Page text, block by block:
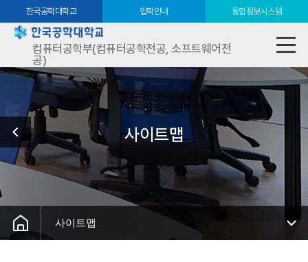
한국공학대학교 입학안내 통합정보시스템
컴퓨터공학부(컴퓨터공학전공, 소프트웨어전
공)
사이트맵
사이트맵